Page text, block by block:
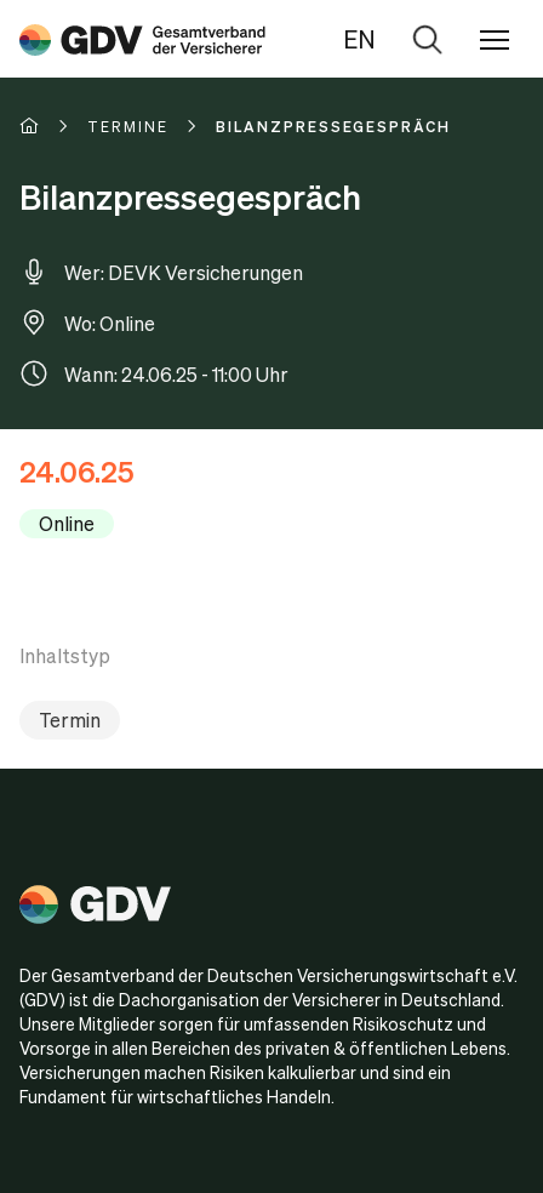
EN
Zur
TERMINE BILANZPRESSEGESPRÄCH
Bilanzpressegespräch
Wer: DEVK Versicherungen
Wo: Online
Wann: 24.06.25 - 11:00 Uhr
24.06.25
Online
Inhaltstyp
Termin
Der Gesamtverband der Deutschen Versicherungswirtschaft e.V.
(GDV) ist die Dachorganisation der Versicherer in Deutschland.
Unsere Mitglieder sorgen für umfassenden Risikoschutz und
Vorsorge in allen Bereichen des privaten & öffentlichen Lebens.
Versicherungen machen Risiken kalkulierbar und sind ein
Fundament für wirtschaftliches Handeln.